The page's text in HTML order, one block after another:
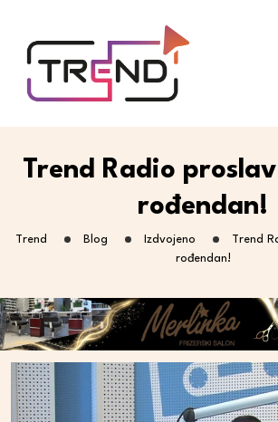
Trend Radio
rođendan!
Trend Blog Izdvojeno
Trend
rođendan!